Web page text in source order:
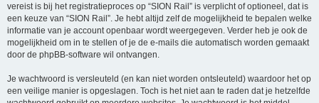
vereist is bij het registratieproces op “SION Rail” is verplicht of optioneel, dat is
een keuze van “SION Rail”. Je hebt altijd zelf de mogelijkheid te bepalen welke
informatie van je account openbaar wordt weergegeven. Verder heb je ook de
mogelijkheid om in te stellen of je de e-mails die automatisch worden gemaakt
door de phpBB-software wil ontvangen.
Je wachtwoord is versleuteld (en kan niet worden ontsleuteld) waardoor het op
een veilige manier is opgeslagen. Toch is het niet aan te raden dat je hetzelfde